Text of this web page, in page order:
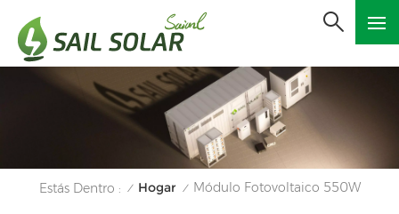
Estás Dentro : / Hogar / Módulo Fotovoltaico 550W